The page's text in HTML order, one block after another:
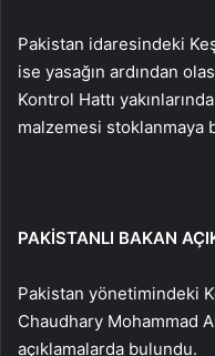
Pakistan idaresindeki
ise yasağın ardından
Kontrol Hattı
malzemesi stoklanmaya
PAKİSTANLI BAKAN
Pakistan yönetimindeki
Chaudhary Mohammad
açıklamalarda bulundu.